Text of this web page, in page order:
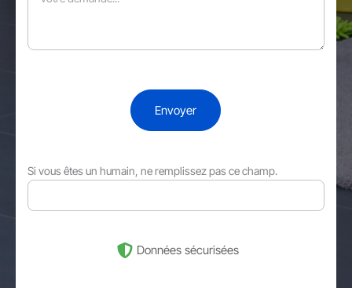
Envoyer
Si vous êtes un humain, ne remplissez pas ce champ.
Données sécurisées